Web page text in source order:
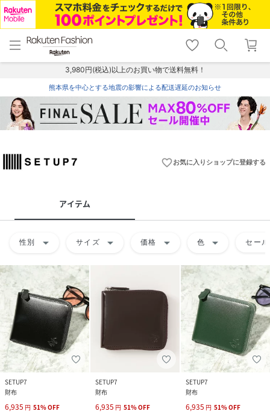
menu home
トップ
shopping_cart lock_outline
ログイン
3,980円(税込)以上のお買い物で送料無料！
熊本県を中心とする地震の影響による配送遅延のお知らせ
favorite_borderお気に入りショップに登録する
アイテム
性別 arrow_drop_down サイズ arrow_drop_down 価格 arrow_drop_down 色 arrow_drop_down セール
SETUP7
財布
6,935 円 51%OFF
SETUP7
財布
6,935 円 51%OFF
SETUP7
財布
6,935 円 51%OFF